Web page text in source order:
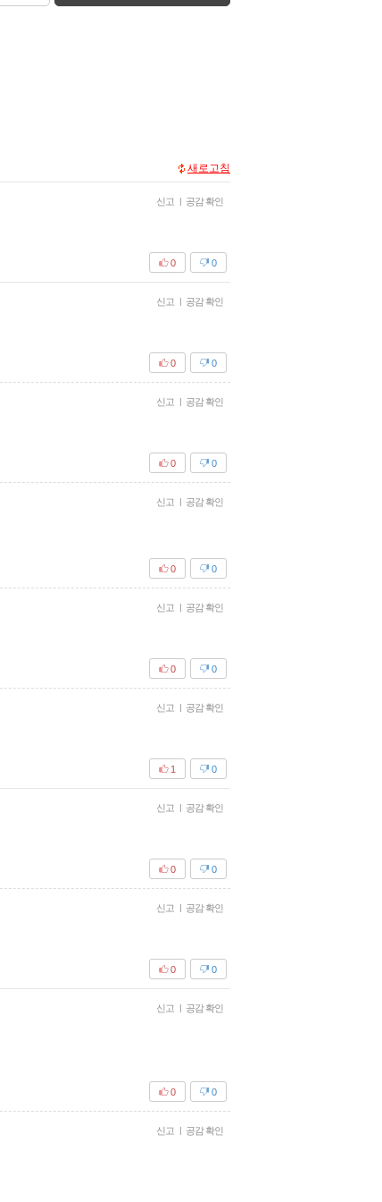
새로고침
신고 | 공감 확인
0
0
신고 | 공감 확인
0
0
신고 | 공감 확인
0
0
신고 | 공감 확인
0
0
신고 | 공감 확인
0
0
신고 | 공감 확인
0
1
신고 | 공감 확인
0
0
신고 | 공감 확인
0
0
신고 | 공감 확인
0
0
신고 | 공감 확인